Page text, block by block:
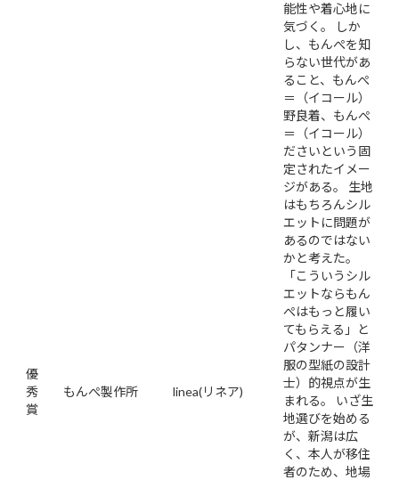
優
秀
賞
もんぺ製作所 linea(リネア)
能性や着心地に
気づく。 しか
し、もんぺを知
らない世代があ
ること、もんぺ
＝（イコール）
野良着、もんぺ
＝（イコール）
ださいという固
定されたイメー
ジがある。 生地
はもちろんシル
エットに問題が
あるのではない
かと考えた。
「こういうシル
エットならもん
ぺはもっと履い
てもらえる」と
パタンナー（洋
服の型紙の設計
士）的視点が生
まれる。 いざ生
地選びを始める
が、新潟は広
く、本人が移住
者のため、地場